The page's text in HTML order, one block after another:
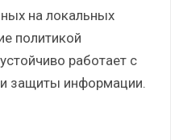
на локальных
политикой
работает с
защиты информации.